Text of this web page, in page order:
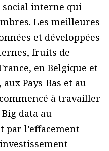
interne qui
Les meilleures
et développées
fruits de
en Belgique et
Pays-Bas et au
à travailler
data au
par l’effacement